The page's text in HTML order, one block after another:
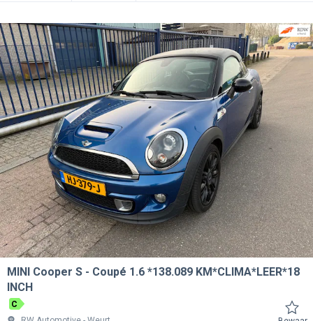
MINI Cooper S
Coupé 1.6 *138.089 KM*CLIMA*LEER*18
INCH
C